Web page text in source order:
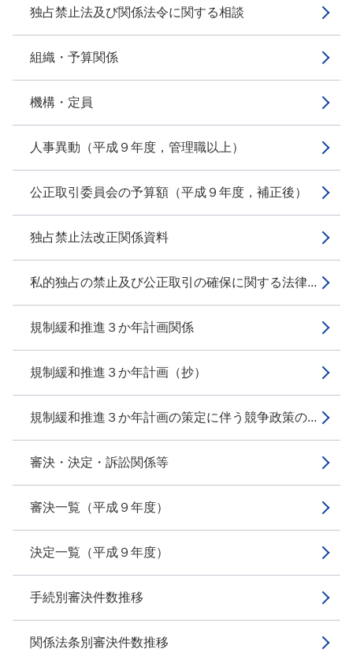
独占禁止法及び関係法令に関する相談
組織・予算関係
機構・定員
人事異動（平成９年度，管理職以上）
公正取引委員会の予算額（平成９年度，補正後）
独占禁止法改正関係資料
私的独占の禁止及び公正取引の確保に関する法律...
規制緩和推進３か年計画関係
規制緩和推進３か年計画（抄）
規制緩和推進３か年計画の策定に伴う競争政策の...
審決・決定・訴訟関係等
審決一覧（平成９年度）
決定一覧（平成９年度）
手続別審決件数推移
関係法条別審決件数推移